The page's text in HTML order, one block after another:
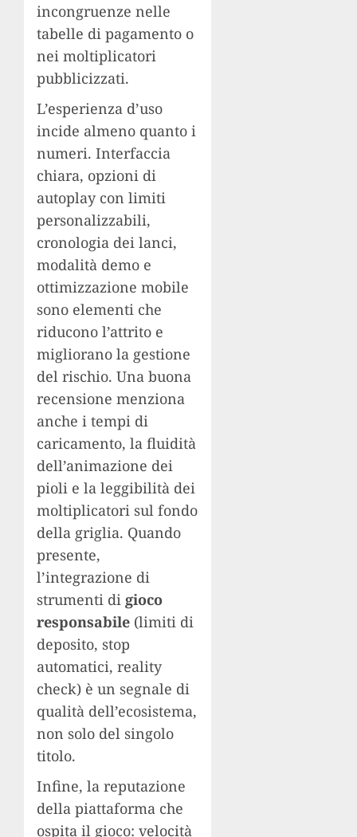
incongruenze nelle
tabelle di pagamento o
nei moltiplicatori
pubblicizzati.
L’esperienza d’uso
incide almeno quanto i
numeri. Interfaccia
chiara, opzioni di
autoplay con limiti
personalizzabili,
cronologia dei lanci,
modalità demo e
ottimizzazione mobile
sono elementi che
riducono l’attrito e
migliorano la gestione
del rischio. Una buona
recensione menziona
anche i tempi di
caricamento, la fluidità
dell’animazione dei
pioli e la leggibilità dei
moltiplicatori sul fondo
della griglia. Quando
presente,
l’integrazione di
strumenti di gioco
responsabile (limiti di
deposito, stop
automatici, reality
check) è un segnale di
qualità dell’ecosistema,
non solo del singolo
titolo.
Infine, la reputazione
della piattaforma che
ospita il gioco: velocità